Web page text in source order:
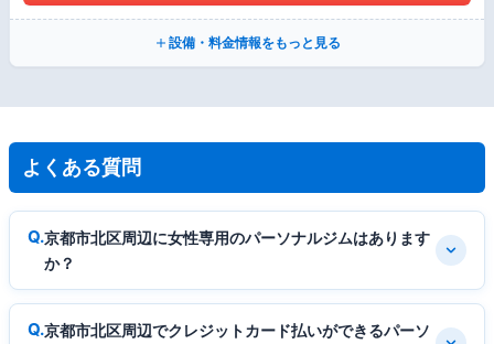
設備・料金情報をもっと見る
よくある質問
京都市北区周辺に女性専用のパーソナルジムはあります
か？
京都市北区周辺でクレジットカード払いができるパーソ